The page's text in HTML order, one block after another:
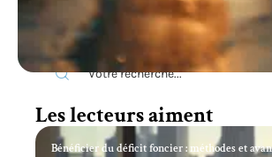
Recherche
Les lecteurs aiment
Bénéficier du déficit foncier : méthodes et